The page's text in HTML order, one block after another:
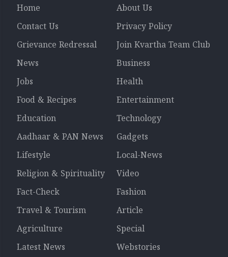
Home
About Us
Contact Us
Privacy Policy
Grievance Redressal
Join Kvartha Team Club
News
Business
Jobs
Health
Food & Recipes
Entertainment
Education
Technology
Aadhaar & PAN News
Gadgets
Lifestyle
Local-News
Religion & Spirituality
Video
Fact-Check
Fashion
Travel & Tourism
Article
Agriculture
Special
Latest News
Webstories